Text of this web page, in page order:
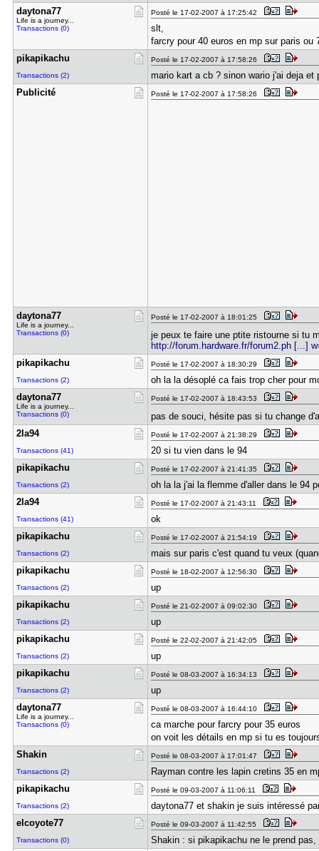
daytona77
Life is a journey...
Transactions (0)
Posté le 17-02-2007 à 17:25:42
slt,
farcry pour 40 euros en mp sur paris ou
pikapikach​u
Transactions (2)
Posté le 17-02-2007 à 17:58:26
mario kart a cb ? sinon wario j'ai deja
Publicité
Posté le 17-02-2007 à 17:58:26
daytona77
Life is a journey...
Transactions (0)
Posté le 17-02-2007 à 18:01:25
je peux te faire une ptite ristourne si tu
http://forum.hardware.fr/forum2.ph [...]
pikapikach​u
Transactions (2)
Posté le 17-02-2007 à 18:30:29
oh la la désoplé ca fais trop cher pour
daytona77
Life is a journey...
Transactions (0)
Posté le 17-02-2007 à 18:43:53
pas de souci, hésite pas si tu change
2la94
Transactions (41)
Posté le 17-02-2007 à 21:38:29
20 si tu vien dans le 94
pikapikach​u
Transactions (2)
Posté le 17-02-2007 à 21:41:35
oh la la j'ai la flemme d'aller dans le 94
2la94
Transactions (41)
Posté le 17-02-2007 à 21:43:11
ok
pikapikach​u
Transactions (2)
Posté le 17-02-2007 à 21:54:19
mais sur paris c'est quand tu veux
pikapikach​u
Transactions (2)
Posté le 18-02-2007 à 12:56:30
up
pikapikach​u
Transactions (2)
Posté le 21-02-2007 à 09:02:30
up
pikapikach​u
Transactions (2)
Posté le 22-02-2007 à 21:42:05
up
pikapikach​u
Transactions (2)
Posté le 08-03-2007 à 16:34:13
up
daytona77
Life is a journey...
Transactions (0)
Posté le 08-03-2007 à 16:44:10
ca marche pour farcry pour 35 euros
on voit les détails en mp si tu es
Shakin
Transactions (2)
Posté le 08-03-2007 à 17:01:47
Rayman contre les lapin cretins 35 en
pikapikach​u
Transactions (2)
Posté le 09-03-2007 à 11:06:11
daytona77 et shakin je suis intéressé
elcoyote77
Transactions (0)
Posté le 09-03-2007 à 11:42:55
Shakin : si pikapikachu ne le prend pas,